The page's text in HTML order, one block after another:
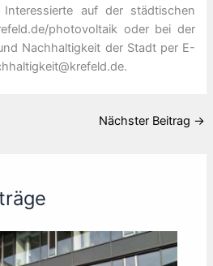
auf der städtischen
photovoltaik oder bei der
Nachhaltigkeit der Stadt per E-
Nächster Beitrag →